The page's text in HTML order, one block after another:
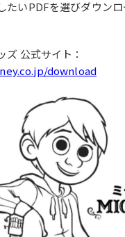
たいPDFを選びダウン
ズ 公式サイト：
download